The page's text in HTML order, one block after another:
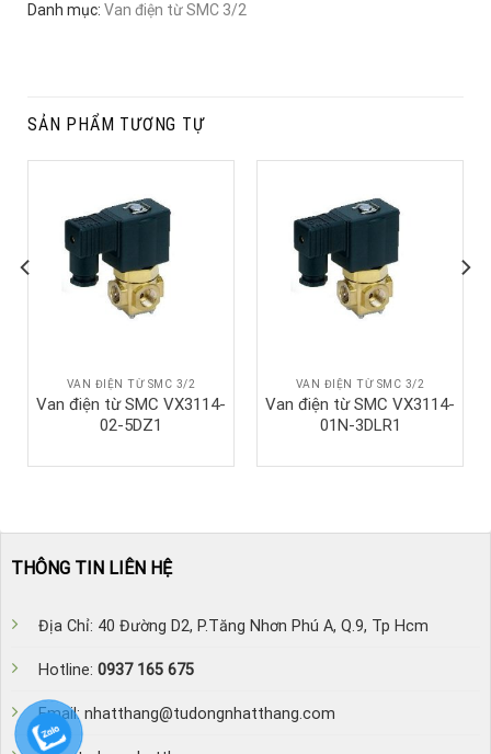
Danh mục: Van điện từ SMC 3/2
SẢN PHẨM TƯƠNG TỰ
VAN ĐIỆN TỪ SMC 3/2
Van điện từ SMC VX3114-
02-5DZ1
VAN ĐIỆN TỪ SMC 3/2
Van điện từ SMC VX3114-
01N-3DLR1
THÔNG TIN LIÊN HỆ
Địa Chỉ: 40 Đường D2, P.Tăng Nhơn Phú A, Q.9, Tp Hcm
Hotline: 0937 165 675
Email: nhatthang@tudongnhatthang.com